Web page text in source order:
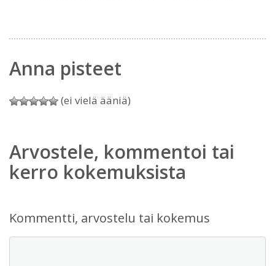
Anna pisteet
(ei vielä ääniä)
Arvostele, kommentoi tai
kerro kokemuksista
Kommentti, arvostelu tai kokemus